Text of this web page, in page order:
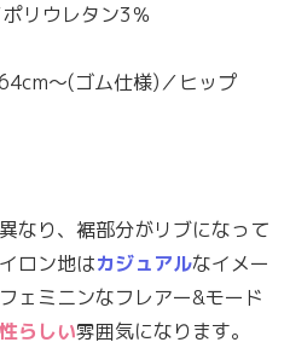
リウレタン3％
〜(ゴム仕様)／ヒップ
なり、裾部分がリブになって
ロン地はカジュアルなイメー
ェミニンなフレアー&モード
らしい雰囲気になります。